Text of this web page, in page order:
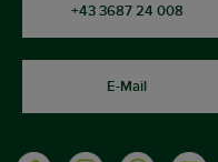
+43 3687 24 008
E-Mail